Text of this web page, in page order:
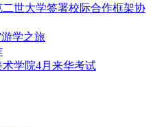
世大学签署校际合作框架协
学之旅
学院4月来华考试